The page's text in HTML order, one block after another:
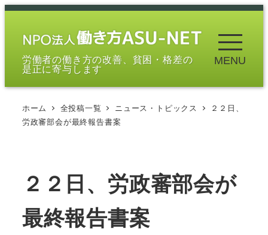
メ
労働者の働き方の改善、貧困・格差の
是正に寄与します
MENU
ホーム 全投稿一覧 ニュース・トピックス
２２日、
労政審部会が最終報告書案
２２日、労政審部会が
最終報告書案